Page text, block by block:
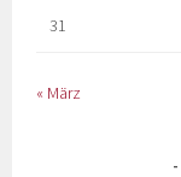
31
« März